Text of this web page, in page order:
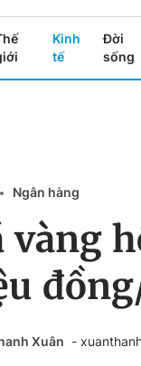
Kinh
tế
Đời
sống
Ngân hàng
vàng
Xuân -